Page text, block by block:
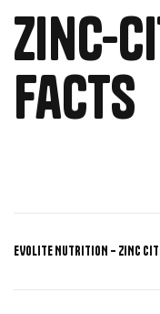
zinc-
facts
EVOLITE NUTRITION – ZINC